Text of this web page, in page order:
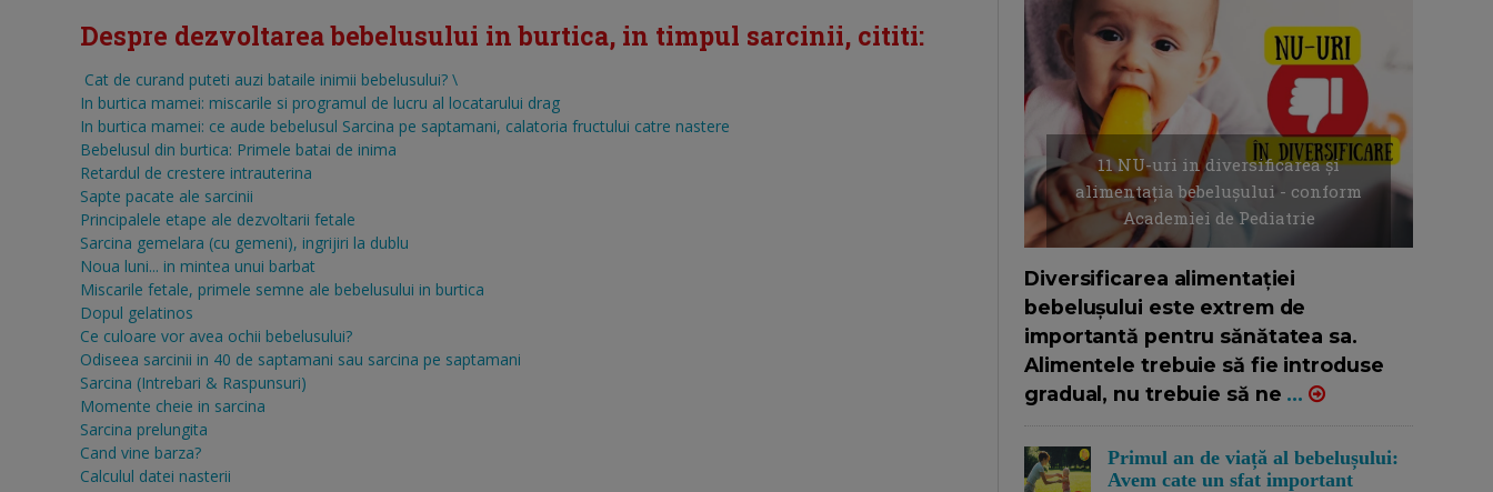
Despre dezvoltarea bebelusului in burtica, in timpul sarcinii, cititi:
Cat de curand puteti auzi bataile inimii bebelusului? \
In burtica mamei: miscarile si programul de lucru al locatarului drag
In burtica mamei: ce aude bebelusul Sarcina pe saptamani, calatoria fructului catre nastere
Bebelusul din burtica: Primele batai de inima
Retardul de crestere intrauterina
Sapte pacate ale sarcinii
Principalele etape ale dezvoltarii fetale
Sarcina gemelara (cu gemeni), ingrijiri la dublu
Noua luni... in mintea unui barbat
Miscarile fetale, primele semne ale bebelusului in burtica
Dopul gelatinos
Ce culoare vor avea ochii bebelusului?
Odiseea sarcinii in 40 de saptamani sau sarcina pe saptamani
Sarcina (Intrebari & Raspunsuri)
Momente cheie in sarcina
Sarcina prelungita
Cand vine barza?
Calculul datei nasterii
11 NU-uri in diversificarea și
alimentația bebelușului - conform
Academiei de Pediatrie
Diversificarea alimentației
bebelușului este extrem de
importantă pentru sănătatea sa.
Alimentele trebuie să fie introduse
gradual, nu trebuie să ne ...
Primul an de viață al bebelușului:
Avem cate un sfat important